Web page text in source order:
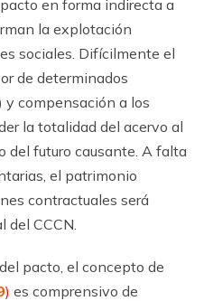
en forma indirecta a
la explotación
sociales. Difícilmente el
de determinados
compensación a los
la totalidad del acervo al
del futuro causante. A falta
el patrimonio
contractuales será
del CCCN.
pacto, el concepto de
) es comprensivo de